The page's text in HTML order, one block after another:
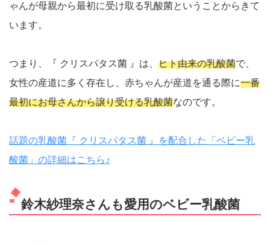
ゃんが母親から最初に受け取る乳酸菌ということからきて
います。
つまり、『 クリスパタス菌 』は、 ヒト由来の乳酸菌で、
女性の産道に多く存在し、赤ちゃんが産道を通る際に一番
最初にお母さんから譲り受ける乳酸菌なのです。
話題の乳酸菌『 クリスパタス菌 』を配合した「ベビー乳
酸菌」の詳細はこちら♪
鈴木紗理奈さんも愛用のベビー乳酸菌